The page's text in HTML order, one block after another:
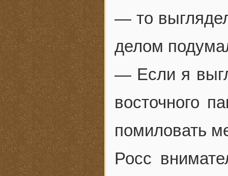
— то
делом
— Если я
восточного
помиловать
Росс